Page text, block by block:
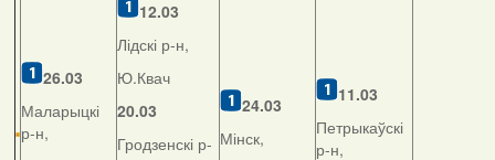
26.03
Маларыцкі
р-н,
12.03
Лідскі р-н,
Ю.Квач
20.03
Гродзенскі р-
24.03
Мінск,
11.03
Петрыкаўскі
р-н,